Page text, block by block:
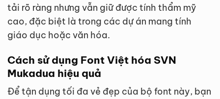
tải rõ ràng nhưng vẫn giữ được tính thẩm mỹ
cao, đặc biệt là trong các dự án mang tính
giáo dục hoặc văn hóa.
Cách sử dụng Font Việt hóa SVN
Mukadua hiệu quả
Để tận dụng tối đa vẻ đẹp của bộ font này, bạn